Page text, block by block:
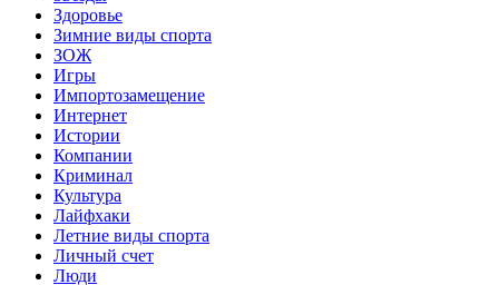
Здоровье
Зимние виды спорта
ЗОЖ
Игры
Импортозамещение
Интернет
Истории
Компании
Криминал
Культура
Лайфхаки
Летние виды спорта
Личный счет
Люди